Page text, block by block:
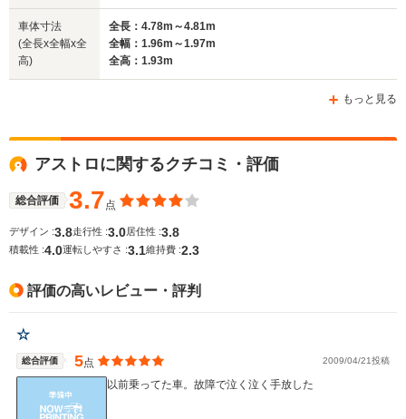
WLTCモード
燃費
車体寸法
(全長x全幅x全
高)
全長：4.78m～4.81m
全幅：1.96m～1.97m
全高：1.93m
もっと見る
アストロに関するクチコミ・評価
総合評価 3.7点
デザイン :3.8走行性 :3.0居住性 :3.8
積載性 :4.0運転しやすさ :3.1維持費 :2.3
評価の高いレビュー・評判
☆
総合評価 5点 2009/04/21投稿
以前乗ってた車。故障で泣く泣く手放した